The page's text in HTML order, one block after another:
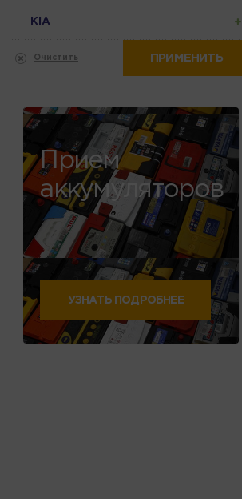
KIA
Очистить ПРИМЕНИТЬ
Прием
аккумуляторов
УЗНАТЬ ПОДРОБНЕЕ